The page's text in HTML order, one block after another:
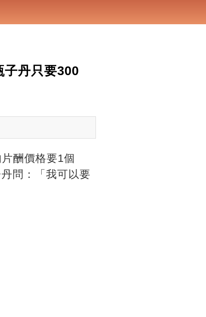
子丹只要300
酬價格要1個
問：「我可以要